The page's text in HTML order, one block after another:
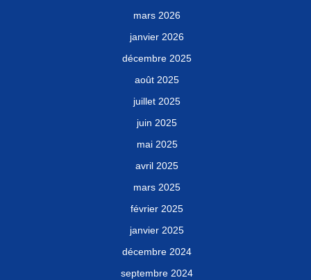
mars 2026
janvier 2026
décembre 2025
août 2025
juillet 2025
juin 2025
mai 2025
avril 2025
mars 2025
février 2025
janvier 2025
décembre 2024
septembre 2024